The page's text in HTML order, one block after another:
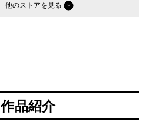
他のストア
作品紹介